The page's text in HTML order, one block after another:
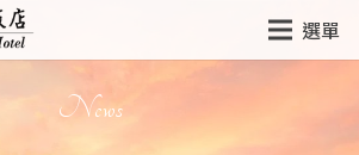
選單
News